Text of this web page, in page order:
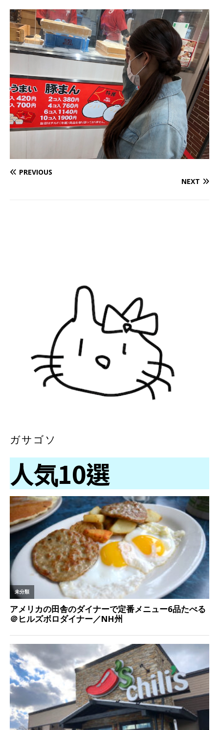
PREVIOUS
NEXT
ガサゴソ
人気10選